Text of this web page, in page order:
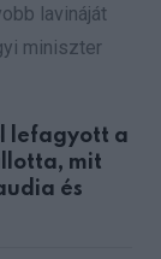
lavináját
miniszter
lefagyott a
mit
és